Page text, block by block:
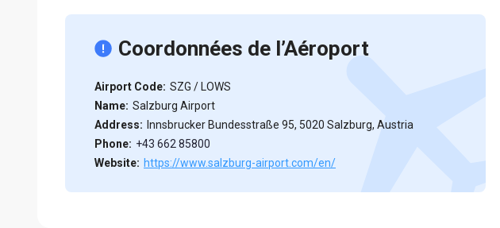
Coordonnées de l’Aéroport
Airport Code: SZG / LOWS
Name: Salzburg Airport
Address: Innsbrucker Bundesstraße 95, 5020 Salzburg, Austria
Phone: +43 662 85800
Website: https://www.salzburg-airport.com/en/